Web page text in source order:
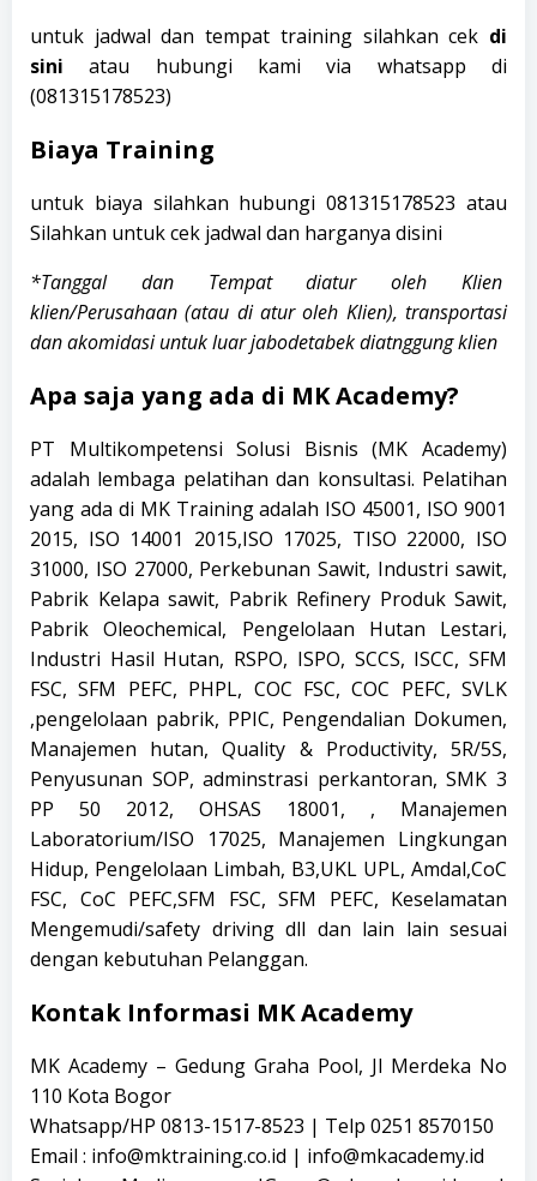
untuk jadwal dan tempat training silahkan cek di
siniatau hubungi kami via whatsapp di
(081315178523)
Biaya Training
untuk biaya silahkan hubungi081315178523 atau
Silahkan untuk cek jadwal dan harganya disini
*Tanggal dan Tempat diatur oleh Klien
klien/Perusahaan (atau di atur oleh Klien), transportasi
dan akomidasi untuk luar jabodetabek diatnggung klien
Apa saja yang ada di MK Academy?
PT Multikompetensi Solusi Bisnis (MK Academy)
adalah lembaga pelatihan dan konsultasi. Pelatihan
yang ada di MK Training adalah ISO 45001, ISO 9001
2015, ISO 14001 2015,ISO 17025, TISO 22000, ISO
31000, ISO 27000, Perkebunan Sawit, Industri sawit,
Pabrik Kelapa sawit, Pabrik Refinery Produk Sawit,
Pabrik Oleochemical, Pengelolaan Hutan Lestari,
Industri Hasil Hutan, RSPO, ISPO, SCCS, ISCC, SFM
FSC, SFM PEFC, PHPL, COC FSC, COC PEFC, SVLK
,pengelolaan pabrik, PPIC, Pengendalian Dokumen,
Manajemen hutan, Quality & Productivity, 5R/5S,
Penyusunan SOP, adminstrasi perkantoran, SMK 3
PP 50 2012, OHSAS 18001, , Manajemen
Laboratorium/ISO 17025, Manajemen Lingkungan
Hidup, Pengelolaan Limbah, B3,UKL UPL, Amdal,CoC
FSC, CoC PEFC,SFM FSC, SFM PEFC, Keselamatan
Mengemudi/safety driving dll dan lain lain sesuai
dengan kebutuhan Pelanggan.
Kontak Informasi MK Academy
MK Academy – Gedung Graha Pool, Jl Merdeka No
110 Kota Bogor
Whatsapp/HP 0813-1517-8523 | Telp 0251 8570150
Email : info@mktraining.co.id | info@mkacademy.id